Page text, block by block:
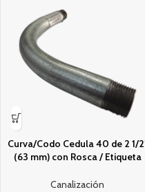
Curva/Codo Cedula 40 de 2 1/
(63 mm) con Rosca / Etiqueta
Canalización